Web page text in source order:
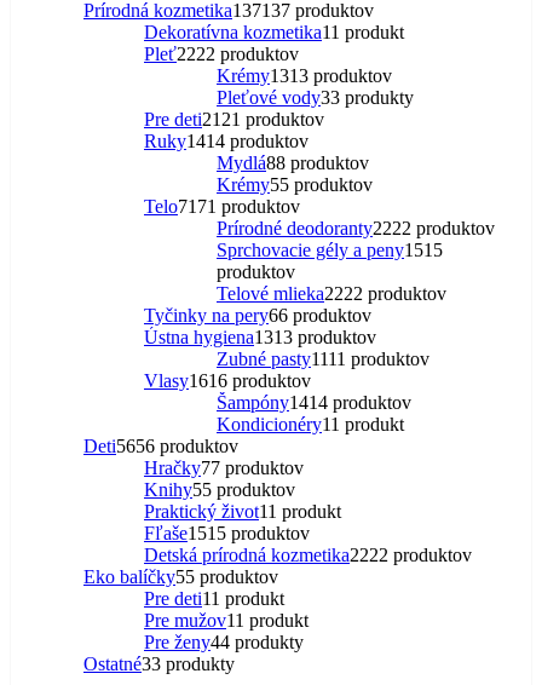
Prírodná kozmetika137137 produktov
Dekoratívna kozmetika11 produkt
Pleť2222 produktov
Krémy1313 produktov
Pleťové vody33 produkty
Pre deti21 21 produktov
Ruky1414 produktov
Mydlá88 produktov
Krémy55 produktov
Telo71 71 produktov
Prírodné deodoranty2222 produktov
Sprchovacie gély a peny1515
produktov
Telové mlieka2222 produktov
Tyčinky na pery66 produktov
Ústna hygiena1313 produktov
Zubné pasty1111 produktov
Vlasy1616 produktov
Šampóny1414 produktov
Kondicionéry11 produkt
Deti5656 produktov
Hračky77 produktov
Knihy55 produktov
Praktický život11 produkt
Fľaše1515 produktov
Detská prírodná kozmetika2222 produktov
Eko balíčky55 produktov
Pre deti11 produkt
Pre mužov11 produkt
Pre ženy44 produkty
Ostatné33 produkty